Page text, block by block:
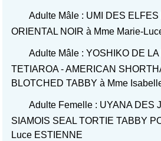
Adulte Mâle : UMI DES ELFES
ORIENTAL NOIR à Mme Marie-
Adulte Mâle : YOSHIKO DE
TETIAROA - AMERICAN
BLOTCHED TABBY à Mme
Adulte Femelle : UYANA DES
SIAMOIS SEAL TORTIE TABBY
Luce ESTIENNE